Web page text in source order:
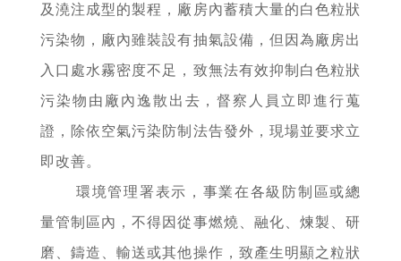
及澆注成型的製程，廠房內蓄積大量的白色粒狀
污染物，廠內雖裝設有抽氣設備，但因為廠房出
入口處水霧密度不足，致無法有效抑制白色粒狀
污染物由廠內逸散出去，督察人員立即進行蒐
證，除依空氣污染防制法告發外，現場並要求立
即改善。
環境管理署表示，事業在各級防制區或總
量管制區內，不得因從事燃燒、融化、煉製、研
磨、鑄造、輸送或其他操作，致產生明顯之粒狀